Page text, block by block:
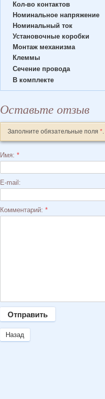
Кол-во контактов
Номинальное напряжение
Номинальный ток
Установочные коробки
Монтаж механизма
Клеммы
Сечение провода
В комплекте
Оставьте отзыв
Заполните обязательные поля *.
Имя: *
E-mail:
Комментарий: *
Назад